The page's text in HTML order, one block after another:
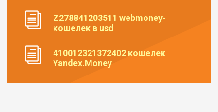
Z278841203511 webmoney-
кошелек в usd
410012321372402 кошелек
Yandex.Money